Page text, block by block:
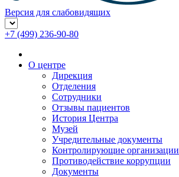
Версия для слабовидящих
+7 (499) 236-90-80
О центре
Дирекция
Отделения
Сотрудники
Отзывы пациентов
История Центра
Музей
Учредительные документы
Контролирующие организации
Противодействие коррупции
Документы